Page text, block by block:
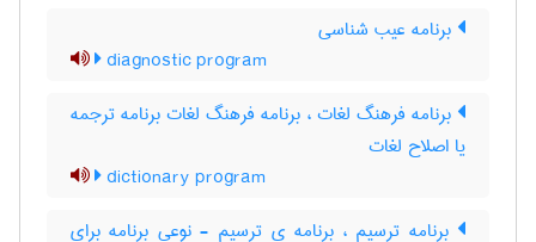
برنامه عیب شناسی
diagnostic program
برنامه فرهنگ لغات ، برنامه فرهنگ لغات برنامه ترجمه
یا اصلاح لغات
dictionary program
برنامه ترسیم ، برنامه ی ترسیم - نوعی برنامه برای